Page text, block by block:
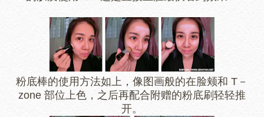
粉底棒的使用方法如上，像图画般的在脸颊和 T－
zone 部位上色，之后再配合附赠的粉底刷轻轻推
开。